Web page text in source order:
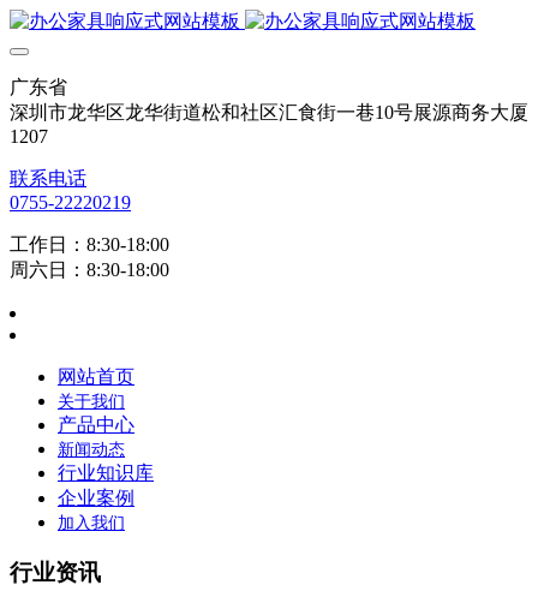
广东省
深圳市龙华区龙华街道松和社区汇食街一巷10号展源商务大厦
1207
联系电话
0755-22220219
工作日：8:30-18:00
周六日：8:30-18:00
网站首页
关于我们
产品中心
新闻动态
行业知识库
企业案例
加入我们
行业资讯